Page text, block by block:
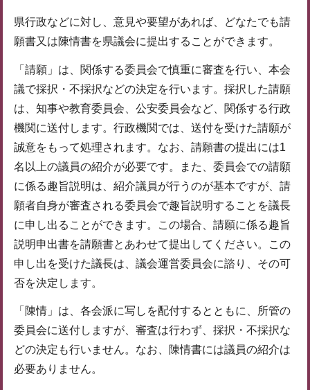
県行政などに対し、意見や要望があれば、どなたでも請
願書又は陳情書を県議会に提出することができます。
「請願」は、関係する委員会で慎重に審査を行い、本会
議で採択・不採択などの決定を行います。採択した請願
は、知事や教育委員会、公安委員会など、関係する行政
機関に送付します。行政機関では、送付を受けた請願が
誠意をもって処理されます。なお、請願書の提出には1
名以上の議員の紹介が必要です。また、委員会での請願
に係る趣旨説明は、紹介議員が行うのが基本ですが、請
願者自身が審査される委員会で趣旨説明することを議長
に申し出ることができます。この場合、請願に係る趣旨
説明申出書を請願書とあわせて提出してください。この
申し出を受けた議長は、議会運営委員会に諮り、その可
否を決定します。
「陳情」は、各会派に写しを配付するとともに、所管の
委員会に送付しますが、審査は行わず、採択・不採択な
どの決定も行いません。なお、陳情書には議員の紹介は
必要ありません。